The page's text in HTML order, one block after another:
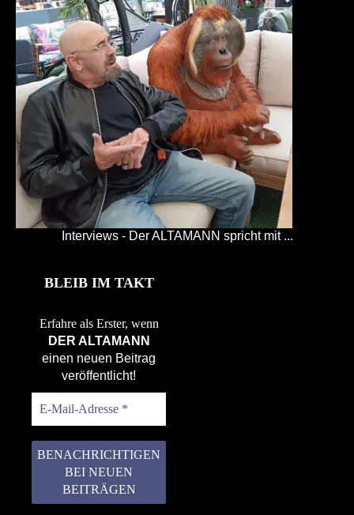
Interviews - Der ALTAMANN spricht mit ...
BLEIB IM TAKT
Erfahre als Erster, wenn
DER ALTAMANN
einen neuen Beitrag
veröffentlicht!